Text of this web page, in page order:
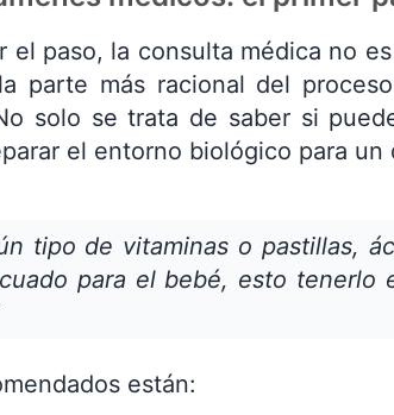
el paso, la consulta médica no
parte más racional del
solo se trata de saber si
el entorno biológico para un
tipo de vitaminas o pastillas,
para el bebé, esto tenerlo
están: